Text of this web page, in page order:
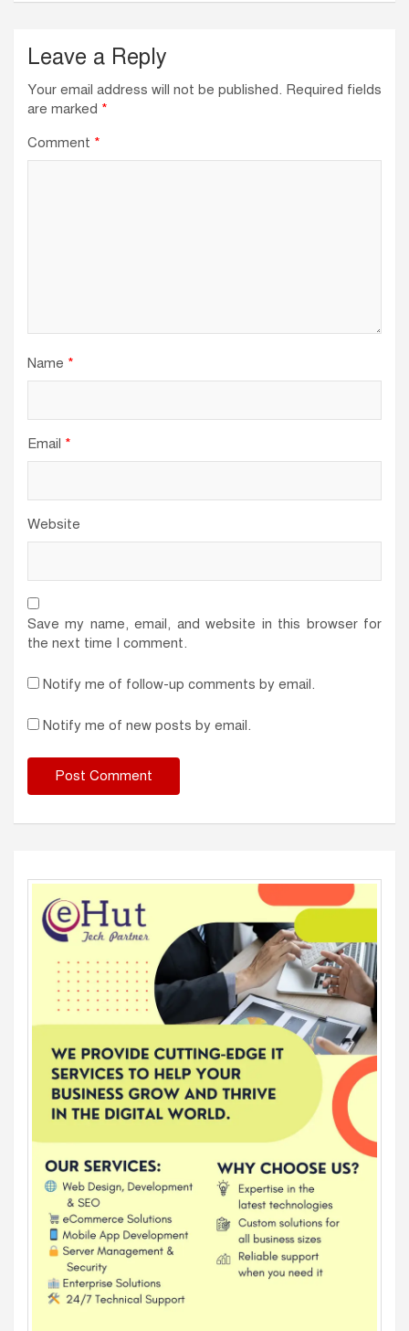
Leave a Reply
Your email address will not be published. Required fields
are marked *
Comment *
Name *
Email *
Website
Save my name, email, and website in this browser for
the next time I comment.
Notify me of follow-up comments by email.
Notify me of new posts by email.